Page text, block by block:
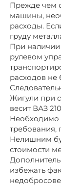
Прежде чем
машины,
расходы.
груду
При
рулевом
расходов не
Жигули при
весит ВАЗ
Необходимо
Нелишним
стоимости
избежать